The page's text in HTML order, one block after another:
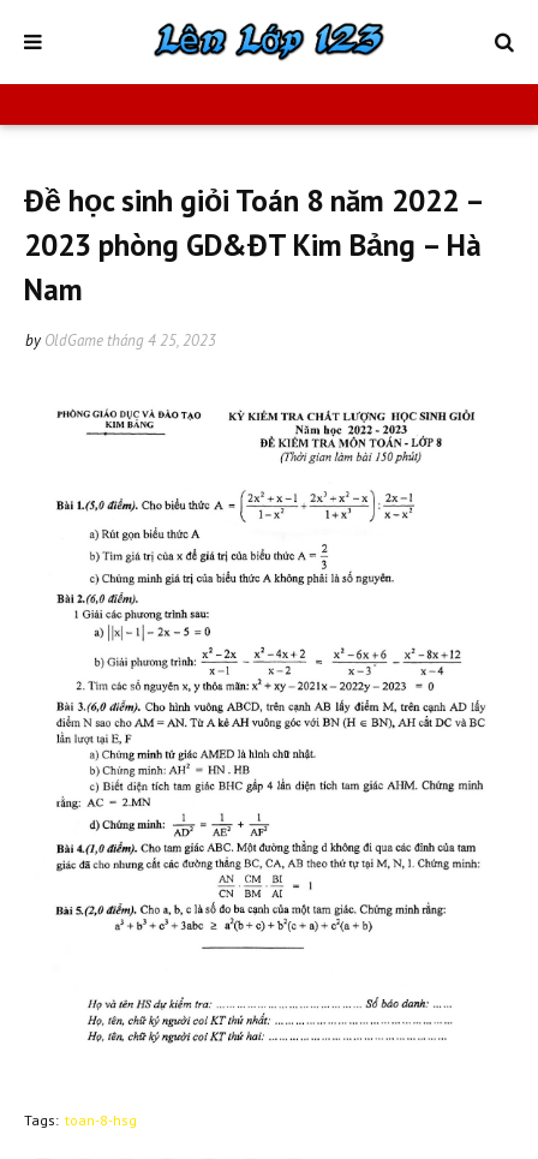
Đề học sinh giỏi Toán 8 năm 2022 –
2023 phòng GD&ĐT Kim Bảng – Hà
Nam
by OldGame tháng 4 25, 2023
Tags: toan-8-hsg